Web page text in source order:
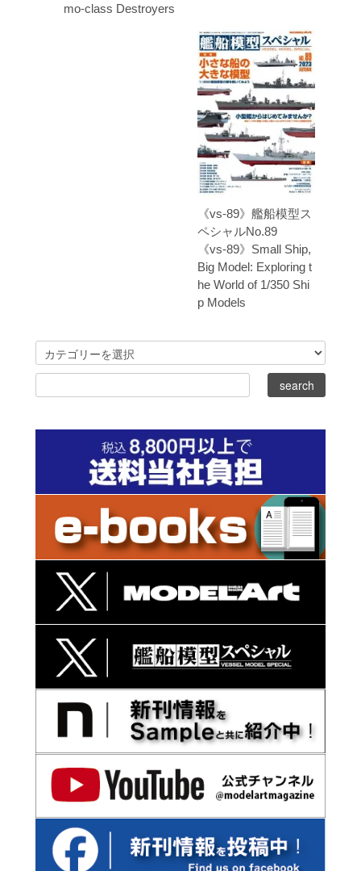
mo-class Destroyers
《vs-89》艦船模型ス
ペシャルNo.89
《vs-89》Small Ship,
Big Model: Exploring t
he World of 1/350 Shi
p Models